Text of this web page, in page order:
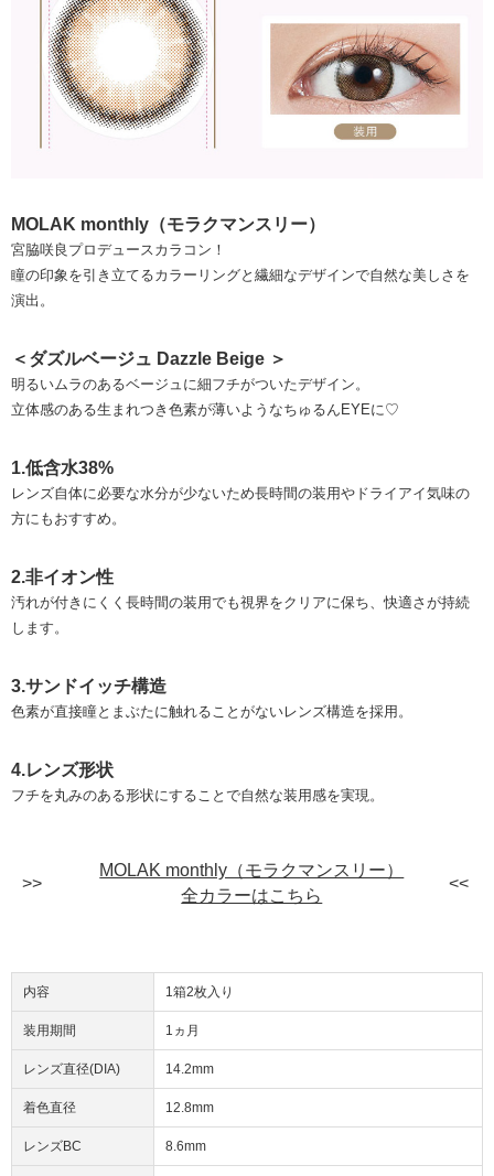
MOLAK monthly（モラクマンスリー）
宮脇咲良プロデュースカラコン！
瞳の印象を引き立てるカラーリングと繊細なデザインで自然な美しさを
演出。
＜ダズルベージュ Dazzle Beige ＞
明るいムラのあるベージュに細フチがついたデザイン。
立体感のある生まれつき色素が薄いようなちゅるんEYEに♡
1.低含水38%
レンズ自体に必要な水分が少ないため長時間の装用やドライアイ気味の
方にもおすすめ。
2.非イオン性
汚れが付きにくく長時間の装用でも視界をクリアに保ち、快適さが持続
します。
3.サンドイッチ構造
色素が直接瞳とまぶたに触れることがないレンズ構造を採用。
4.レンズ形状
フチを丸みのある形状にすることで自然な装用感を実現。
MOLAK monthly（モラクマンスリー）
全カラーはこちら
内容 1箱2枚入り
装用期間 1ヵ月
レンズ直径(DIA) 14.2mm
着色直径 12.8mm
レンズBC 8.6mm